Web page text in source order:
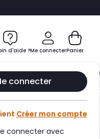
d'aide ?Me connecter
connecter
Créer mon compte
connecter avec
Panier
Infinity